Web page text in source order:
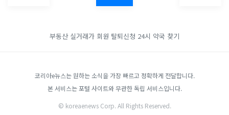
부동산 실거래가 회원 탈퇴신청 24시 약국 찾기
코리아e뉴스는 원하는 소식을 가장 빠르고 정확하게 전달합니다.
본 서비스는 포털 사이트와 무관한 독립 서비스입니다.
© koreaenews Corp. All Rights Reserved.